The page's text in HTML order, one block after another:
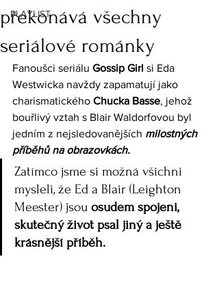
PLAYLIST
překonává všechny
seriálové románky
Fanoušci seriálu Gossip Girl si Eda
Westwicka navždy zapamatují jako
charismatického Chucka Basse, jehož
bouřlivý vztah s Blair Waldorfovou byl
jedním z nejsledovanějších milostných
příběhů na obrazovkách.
Zatímco jsme si možná všichni
mysleli, že Ed a Blair (Leighton
Meester) jsou osudem spojeni,
skutečný život psal jiný a ještě
krásnější příběh.